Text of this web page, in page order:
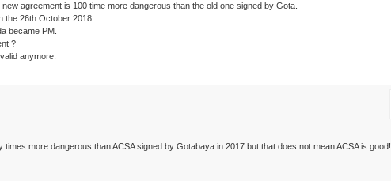
agreement is 100 time more dangerous than the old one signed by Gota.
the 26th October 2018.
became PM.
?
anymore.
times more dangerous than ACSA signed by Gotabaya in 2017 but that does not mean ACSA is good!